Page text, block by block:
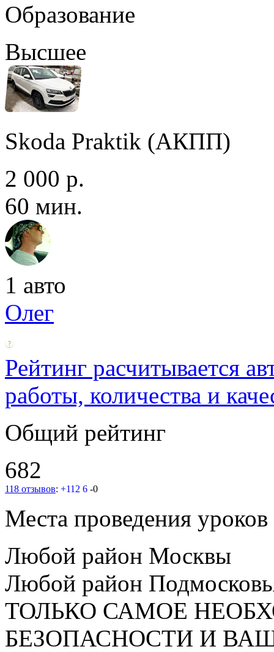
Образование
Высшее
Skoda Praktik (АКПП)
2 000 р.
60 мин.
1 авто
Олег
Рейтинг расчитывается
работы, количества и
Общий рейтинг
682
118 отзывов: +112 6 -0
Места проведения уроков
Любой район Москвы
Любой район
ТОЛЬКО САМОЕ
БЕЗОПАСНОСТИ И